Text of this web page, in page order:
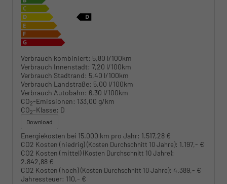
Verbrauch kombiniert: 5,80 l/100km
Verbrauch Innenstadt: 7,20 l/100km
Verbrauch Stadtrand: 5,40 l/100km
Verbrauch Landstraße: 5,00 l/100km
Verbrauch Autobahn: 6,30 l/100km
CO2-Emissionen: 133,00 g/km
CO2-Klasse: D
Download
Energiekosten bei 15.000 km pro Jahr: 1.517,28 €
CO2 Kosten (niedrig)(Kosten Durchschnitt 10 Jahre): 1.197,- €
CO2 Kosten (mittel)(Kosten Durchschnitt 10 Jahre):
2.842,88 €
CO2 Kosten (hoch)(Kosten Durchschnitt 10 Jahre): 4.389,- €
Jahressteuer: 110,- €